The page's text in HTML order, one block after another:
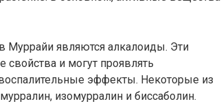
являются алкалоиды. Эти
и могут проявлять
эффекты. Некоторые из
изомурралин и биссаболин.